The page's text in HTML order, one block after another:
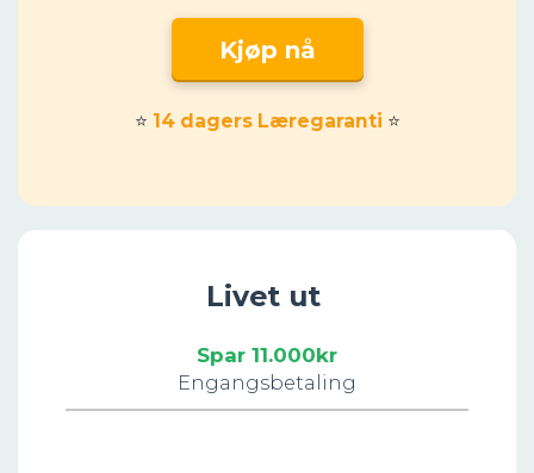
Kjøp nå
⭐ 14 dagers Læregaranti ⭐
Livet ut
Spar 11.000kr
Engangsbetaling